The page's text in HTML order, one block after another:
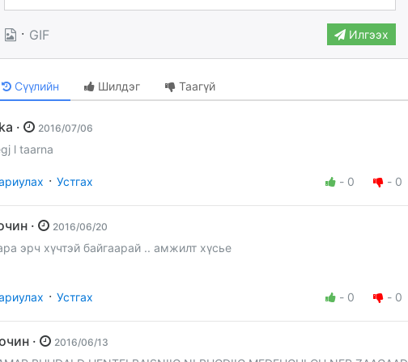
· GIF Илгээх
Сүүлийн Шилдэг Таагүй
uka · 2016/07/06
l taarna
· Устгах - 0 - 0
зочин · 2016/06/20
эрч хүчтэй байгаарай .. амжилт хүсье
· Устгах - 0 - 0
Зочин · 2016/06/13